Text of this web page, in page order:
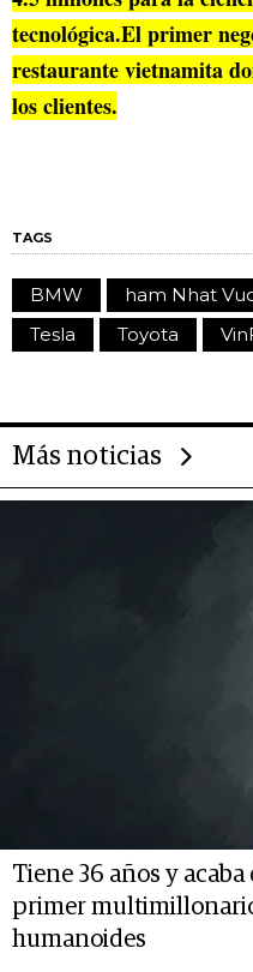
tecnológica.El primer
restaurante vietnamita
los clientes.
TAGS
BMW ham Nhat
Tesla
Toyota
Más noticias
Tiene 36 años y
primer
humanoides